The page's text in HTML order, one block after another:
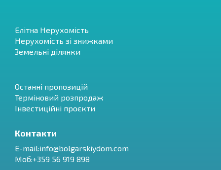
Елітна Нерухомість
Нерухомість зі знижками
Земельні ділянки
Останні пропозицій
Терміновий розпродаж
Інвестиційні проєкти
Контакти
E-mail:info@bolgarskiydom.com
Моб:+359 56 919 898